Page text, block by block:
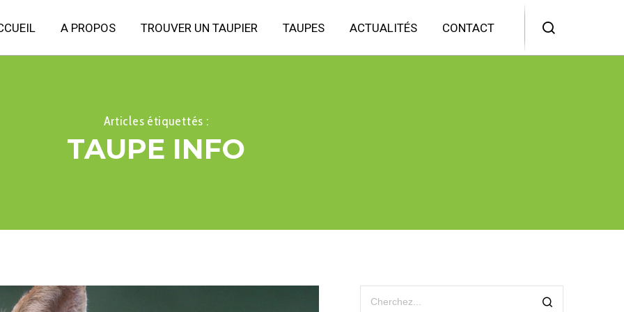
A PROPOS TROUVER UN TAUPIER TAUPES ACTUALITÉS CONTACT
Articles étiquettés :
TAUPE INFO